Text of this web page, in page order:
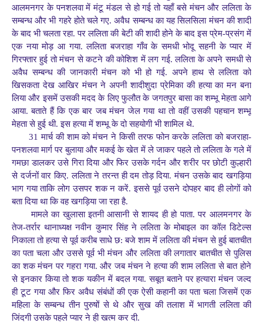
आलमनगर के पनशलवा में मंटू मंडल से हो गई तो यहाँ बसे मंचन और ललिता के
सम्बन्ध और भी गहरे होते चले गए. अवैध सम्बन्ध का यह सिलसिला मंचन की शादी
के बाद भी चलता रहा. पर ललिता की बेटी की शादी होने के बाद इस प्रेम-प्रसंग में
एक नया मोड़ आ गया. ललिता बजराहा गाँव के समधी भोदू सहनी के प्यार में
गिरफ्तार हुई तो मंचन से कटने की कोशिश में लग गई. ललिता के अपने समधी से
अवैध सम्बन्ध की जानकारी मंचन को भी हो गई. अपने हाथ से ललिता को
खिसकता देख आखिर मंचन ने अपनी शादीशुदा प्रेमिका की हत्या का मन बना
लिया और इसमें उसकी मदद के लिए फुलौत के जगतपुर बासा का शम्भू मेहता आगे
आया. बताते हैं कि एक बार जब मंचन जेल गया था तो वहीं उसकी पहचान शम्भू
मेहता से हुई थी. इस हत्या में शम्भू के दो सहयोगी भी शामिल थे.
31 मार्च की शाम को मंचन ने किसी तरफ फोन करके ललिता को बजराहा-
पनशलवा मार्ग पर बुलाया और मकई के खेत में ले जाकर पहले तो ललिता के गले में
गमछा डालकर उसे गिरा दिया और फिर उसके गर्दन और शरीर पर छोटी कुल्हारी
से दर्जनों वार किए. ललिता ने तरन्त ही दम तोड़ दिया. मंचन उसके बाद खगड़िया
भाग गया ताकि लोग उसपर शक न करें. इससे पूर्व उसने दोपहर बाद ही लोगों को
बता दिया था कि वह खगड़िया जा रहा है.
मामले का खुलासा इतनी आसानी से शायद ही हो पाता. पर आलमनगर के
तेज-तर्रार थानाध्यक्ष नवीन कुमार सिंह ने ललिता के मोबाइल का कॉल डिटेल्स
निकाला तो हत्या से पूर्व करीब साधे छ: बजे शाम में ललिता की मंचन से हुई बातचीत
का पता चला और उससे पूर्व भी मंचन और ललिता की लगातार बातचीत से पुलिस
का शक मंचन पर गहरा गया. और जब मंचन ने हत्या की शाम ललिता से बात होने
से इनकार किया तो शक यकीन में बदल गया. सबूत बताने पर हत्यारा मंचन जल्द
ही टूट गया और फिर अवैध संबंधों की एक ऐसी कहानी का पता चला जिसमें एक
महिला के सम्बन्ध तीन पुरुषों से थे और सुख की तलाश में भागती ललिता की
जिंदगी उसके पहले प्यार ने ही खत्म कर दी.